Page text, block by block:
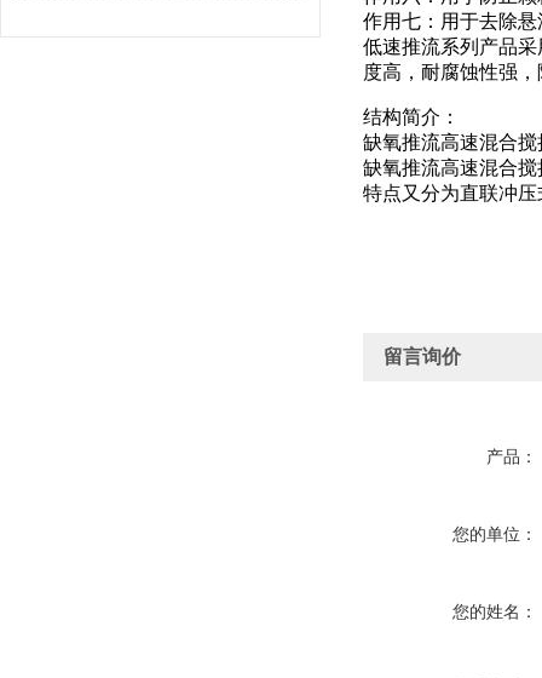
作用七：用于去除悬
低速推流系列产品
度高，耐腐蚀性强
结构简介：
缺氧推流高速混合
缺氧推流高速混合
特点又分为直联冲
留言询价
产品：
您的单位：
您的姓名：